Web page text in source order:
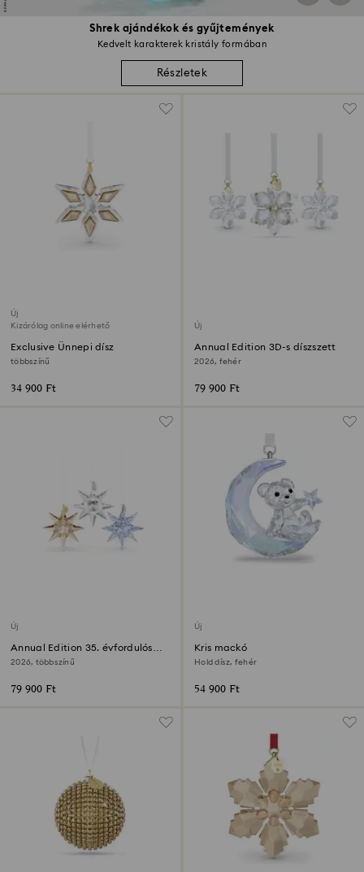
Shrek ajándékok és gyűjtemények
Kedvelt karakterek kristály formában
Részletek
Új
Kizárólag online elérhető
Exclusive Ünnepi dísz
többszínű
34 900 Ft
Új
Annual Edition 3D-s díszszett
2026, fehér
79 900 Ft
Új
Annual Edition 35. évfordulós
díszszett
2026, többszínű
79 900 Ft
Új
Kris mackó
Hold dísz, fehér
54 900 Ft